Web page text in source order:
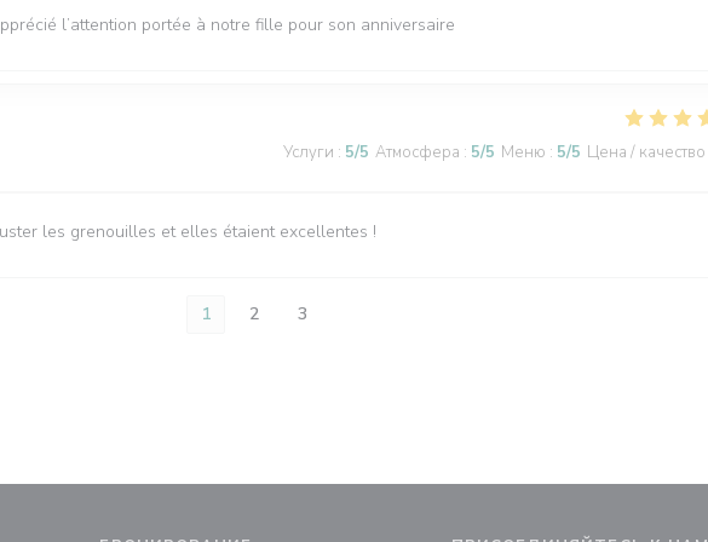
l’attention portée à notre fille pour son anniversaire
Услуги : 5/5 Атмосфера : 5/5 Меню : 5/5 Цена / качество
les grenouilles et elles étaient excellentes !
1 2 3